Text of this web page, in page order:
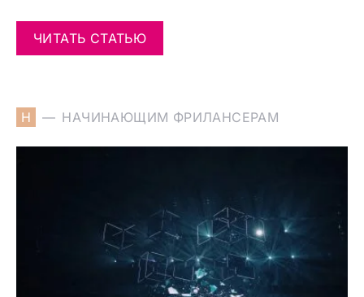
ЧИТАТЬ СТАТЬЮ
Н НАЧИНАЮЩИМ ФРИЛАНСЕРАМ